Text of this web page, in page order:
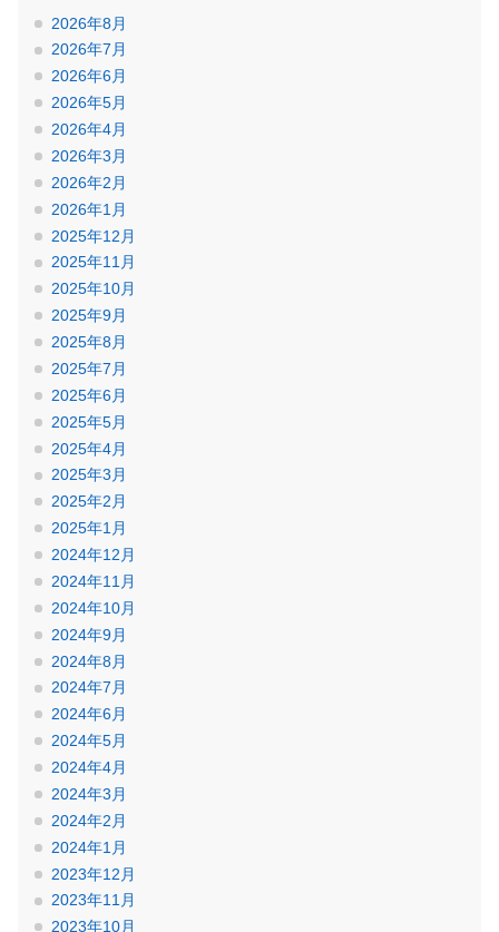
2026年8月
2026年7月
2026年6月
2026年5月
2026年4月
2026年3月
2026年2月
2026年1月
2025年12月
2025年11月
2025年10月
2025年9月
2025年8月
2025年7月
2025年6月
2025年5月
2025年4月
2025年3月
2025年2月
2025年1月
2024年12月
2024年11月
2024年10月
2024年9月
2024年8月
2024年7月
2024年6月
2024年5月
2024年4月
2024年3月
2024年2月
2024年1月
2023年12月
2023年11月
2023年10月